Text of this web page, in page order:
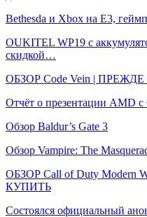
Bethesda и Xbox на E3,
OUKITEL WP19 с
скидкой…
ОБЗОР Code Vein |
Отчёт о презентации AMD с
Обзор Baldur’s Gate 3
Обзор Vampire: The
ОБЗОР Call of Duty Modern
КУПИТЬ
Состоялся официальный